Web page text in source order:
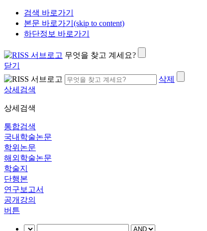
검색 바로가기
본문 바로가기(skip to content)
하단정보 바로가기
무엇을 찾고 계세요?
닫기
삭제
상세검색
상세검색
통합검색
국내학술논문
학위논문
해외학술논문
학술지
단행본
연구보고서
공개강의
버튼